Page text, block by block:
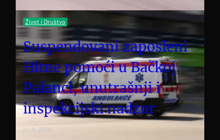
Život i Društvo
Suspendovani zaposleni
Hitne pomoći u Bačkoj
Palanci, unutrašnji i
inspekcijski nadzor
jul 9, 2026